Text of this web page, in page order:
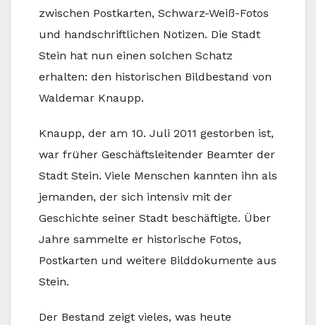
zwischen Postkarten, Schwarz-Weiß-Fotos
und handschriftlichen Notizen. Die Stadt
Stein hat nun einen solchen Schatz
erhalten: den historischen Bildbestand von
Waldemar Knaupp.
Knaupp, der am 10. Juli 2011 gestorben ist,
war früher Geschäftsleitender Beamter der
Stadt Stein. Viele Menschen kannten ihn als
jemanden, der sich intensiv mit der
Geschichte seiner Stadt beschäftigte. Über
Jahre sammelte er historische Fotos,
Postkarten und weitere Bilddokumente aus
Stein.
Der Bestand zeigt vieles, was heute